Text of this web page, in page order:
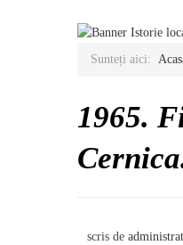
Sunteți aici:
1965.
scris de